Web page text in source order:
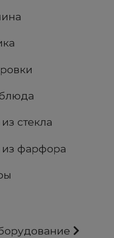
стекла
из фарфора